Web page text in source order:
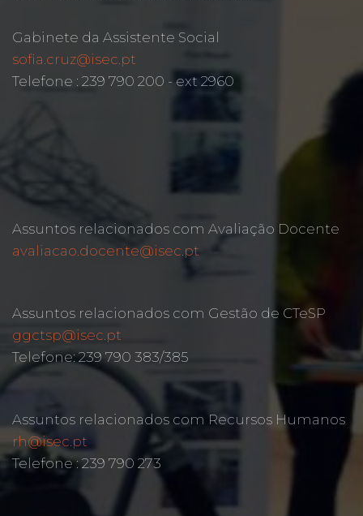
Gabinete da Assistente Social
sofia.cruz@isec.pt
Telefone : 239 790 200 - ext 2960
Assuntos relacionados com Avaliação Docente
avaliacao.docente@isec.pt
Assuntos relacionados com Gestão de CTeSP
ggctsp@isec.pt
Telefone: 239 790 383/385
Assuntos relacionados com Recursos Humanos
rh@isec.pt
Telefone : 239 790 273